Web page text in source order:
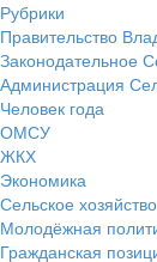
Рубрики
Правительство
Законодательное
Администрация
Человек года
ОМСУ
ЖКХ
Экономика
Сельское хозяйство
Молодёжная
Гражданская